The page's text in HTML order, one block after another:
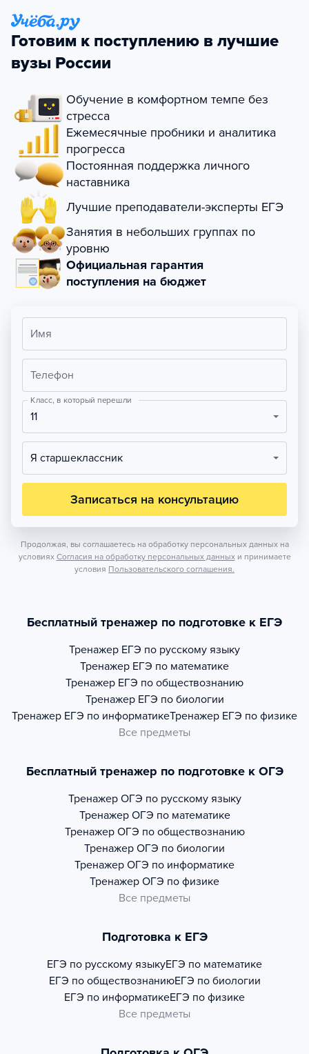
Готовим к поступлению в лучшие
вузы России
Обучение в комфортном темпе без
стресса
Ежемесячные пробники и аналитика
прогресса
Постоянная поддержка личного
наставника
Лучшие преподаватели-эксперты ЕГЭ
Занятия в небольших группах по
уровню
Официальная гарантия
поступления на бюджет
Имя
Телефон
Класс, в который перешли
11
Я старшеклассник
Записаться на консультацию
Продолжая, вы соглашаетесь на обработку персональных данных на
условиях Согласия на обработку персональных данных и принимаете
условия Пользовательского соглашения.
Бесплатный тренажер по подготовке к ЕГЭ
Тренажер ЕГЭ по русскому языку
Тренажер ЕГЭ по математике
Тренажер ЕГЭ по обществознанию
Тренажер ЕГЭ по биологии
Тренажер ЕГЭ по информатикеТренажер ЕГЭ по физике
Все предметы
Бесплатный тренажер по подготовке к ОГЭ
Тренажер ОГЭ по русскому языку
Тренажер ОГЭ по математике
Тренажер ОГЭ по обществознанию
Тренажер ОГЭ по биологии
Тренажер ОГЭ по информатике
Тренажер ОГЭ по физике
Все предметы
Подготовка к ЕГЭ
ЕГЭ по русскому языкуЕГЭ по математике
ЕГЭ по обществознаниюЕГЭ по биологии
ЕГЭ по информатикеЕГЭ по физике
Все предметы